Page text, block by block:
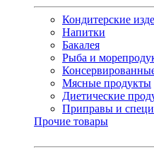
Кондитерские
Напитки
Бакалея
Рыба и
Мясные продукты
Диетические
Приправы и
Прочие товары